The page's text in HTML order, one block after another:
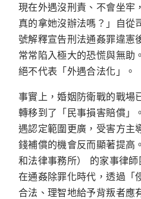
現在外遇沒刑責、不會坐牢
真的拿她沒辦法嗎？」自從
號解釋宣告刑法通姦罪違憲
常常陷入極大的恐慌與無助
絕不代表「外遇合法化」
。
事實上，婚姻防衛戰的戰場
轉移到了「民事損害賠償」
遇認定範圍更廣，受害方主
錢補償的機會反而顯著提高
和法律事務所）
的家事律
在通姦除罪化時代，透過「
合法、理智地給予背叛者應